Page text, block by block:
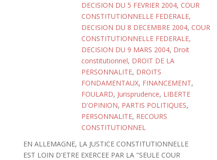
DECISION DU 5 FEVRIER 2004, COUR
CONSTITUTIONNELLE FEDERALE,
DECISION DU 8 DECEMBRE 2004, COUR
CONSTITUTIONNELLE FEDERALE,
DECISION DU 9 MARS 2004, Droit
constitutionnel, DROIT DE LA
PERSONNALITE, DROITS
FONDAMENTAUX, FINANCEMENT,
FOULARD, Jurisprudence, LIBERTE
D'OPINION, PARTIS POLITIQUES,
PERSONNALITE, RECOURS
CONSTITUTIONNEL
EN ALLEMAGNE, LA JUSTICE CONSTITUTIONNELLE
EST LOIN D'ETRE EXERCEE PAR LA "SEULE COUR